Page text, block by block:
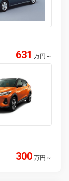
631 万円 ～
300 万円 ～